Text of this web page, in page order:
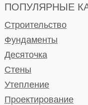
ПОПУЛЯРНЫЕ
Строительство
Фундаменты
Десяточка
Стены
Утепление
Проектирование